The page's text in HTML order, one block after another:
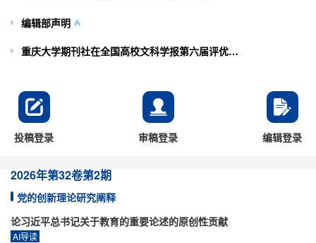
编辑部声明
重庆大学期刊社在全国高校文科学报第六届评优活动中获佳绩
投稿登录 审稿登录 编辑登录
2026年第32卷第2期
党的创新理论研究阐释
论习近平总书记关于教育的重要论述的原创性贡献
AI导读